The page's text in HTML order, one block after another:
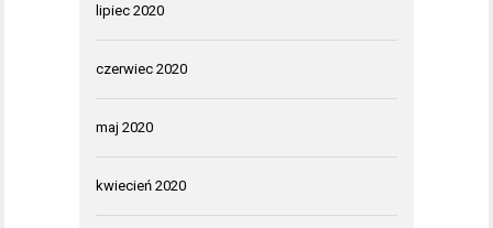
lipiec 2020
czerwiec 2020
maj 2020
kwiecień 2020